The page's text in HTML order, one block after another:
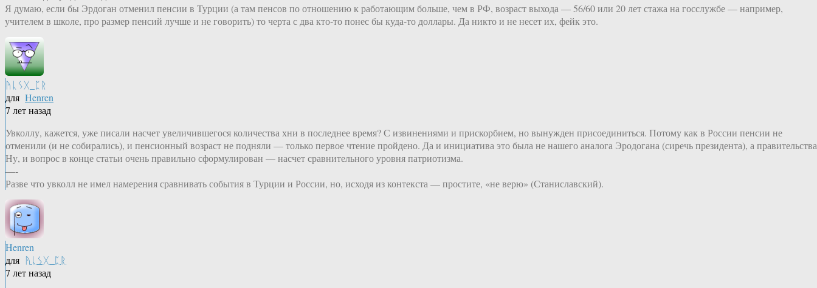
Я думаю, если бы Эрдоган отменил пенсии в Турции (а там пенсов по отношению к работающим больше, чем в РФ, возраст выхода — 56/60 или 20 лет стажа на госслужбе — например,
учителем в школе, про размер пенсий лучше и не говорить) то черта с два кто-то понес бы куда-то доллары. Да никто и не несет их, фейк это.
ᚤᚳᛊᚷ_ᛈᚱ
для Henren
7 лет назад
Увколлу, кажется, уже писали насчет увеличившегося количества хни в последнее время? С извинениями и прискорбием, но вынужден присоединиться. Потому как в России пенсии не
отменили (и не собирались), и пенсионный возраст не подняли — только первое чтение пройдено. Да и инициатива это была не нашего аналога Эродогана (сиречь президента), а
Ну, и вопрос в конце статьи очень правильно сформулирован — насчет сравнительного уровня патриотизма.
—-
Разве что увколл не имел намерения сравнивать события в Турции и России, но, исходя из контекста — простите, «не верю» (Станиславский).
Henren
для ᚤᚳᛊᚷ_ᛈᚱ
7 лет назад